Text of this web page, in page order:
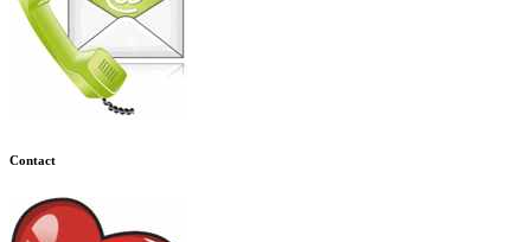
Contact